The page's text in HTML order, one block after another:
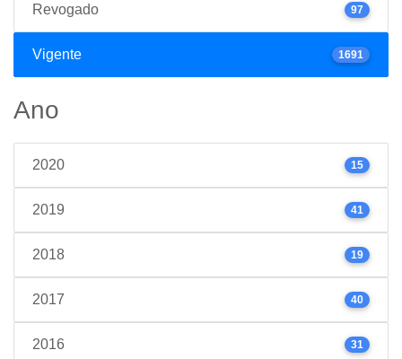
Revogado 97
Vigente 1691
Ano
2020 15
2019 41
2018 19
2017 40
2016 31